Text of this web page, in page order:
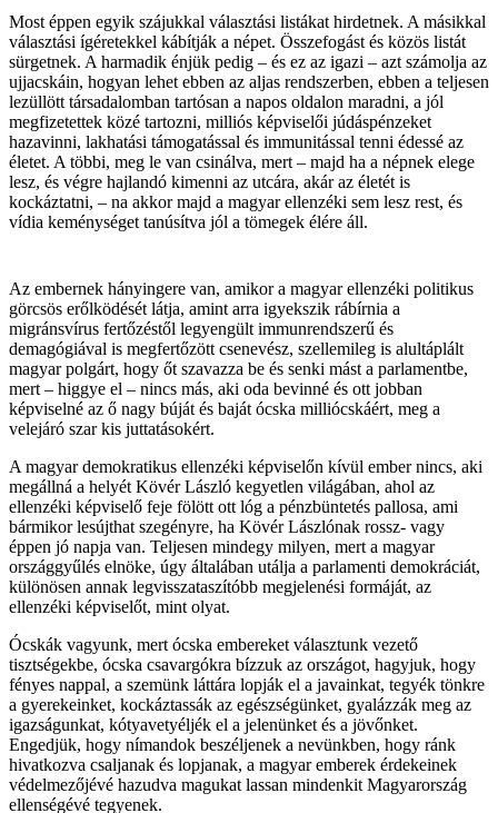
Most éppen egyik szájukkal választási listákat hirdetnek. A másikkal
választási ígéretekkel kábítják a népet. Összefogást és közös listát
sürgetnek. A harmadik énjük pedig – és ez az igazi – azt számolja az
ujjacskáin, hogyan lehet ebben az aljas rendszerben, ebben a teljesen
lezüllött társadalomban tartósan a napos oldalon maradni, a jól
megfizetettek közé tartozni, milliós képviselői júdáspénzeket
hazavinni, lakhatási támogatással és immunitással tenni édessé az
életet. A többi, meg le van csinálva, mert – majd ha a népnek elege
lesz, és végre hajlandó kimenni az utcára, akár az életét is
kockáztatni, – na akkor majd a magyar ellenzéki sem lesz rest, és
vídia keménységet tanúsítva jól a tömegek élére áll.
Az embernek hányingere van, amikor a magyar ellenzéki politikus
görcsös erőlködését látja, amint arra igyekszik rábírnia a
migránsvírus fertőzéstől legyengült immunrendszerű és
demagógiával is megfertőzött csenevész, szellemileg is alultáplált
magyar polgárt, hogy őt szavazza be és senki mást a parlamentbe,
mert – higgye el – nincs más, aki oda bevinné és ott jobban
képviselné az ő nagy búját és baját ócska milliócskáért, meg a
velejáró szar kis juttatásokért.
A magyar demokratikus ellenzéki képviselőn kívül ember nincs, aki
megállná a helyét Kövér László kegyetlen világában, ahol az
ellenzéki képviselő feje fölött ott lóg a pénzbüntetés pallosa, ami
bármikor lesújthat szegényre, ha Kövér Lászlónak rossz- vagy
éppen jó napja van. Teljesen mindegy milyen, mert a magyar
országgyűlés elnöke, úgy általában utálja a parlamenti demokráciát,
különösen annak legvisszataszítóbb megjelenési formáját, az
ellenzéki képviselőt, mint olyat.
Ócskák vagyunk, mert ócska embereket választunk vezető
tisztségekbe, ócska csavargókra bízzuk az országot, hagyjuk, hogy
fényes nappal, a szemünk láttára lopják el a javainkat, tegyék tönkre
a gyerekeinket, kockáztassák az egészségünket, gyalázzák meg az
igazságunkat, kótyavetyéljék el a jelenünket és a jövőnket.
Engedjük, hogy nímandok beszéljenek a nevünkben, hogy ránk
hivatkozva csaljanak és lopjanak, a magyar emberek érdekeinek
védelmezőjévé hazudva magukat lassan mindenkit Magyarország
ellenségévé tegyenek.